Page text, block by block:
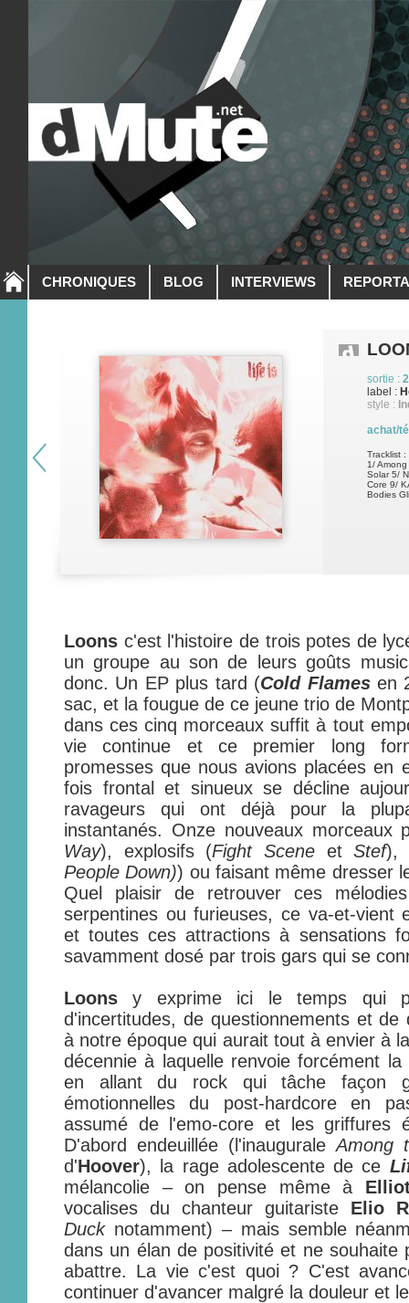
CHRONIQUES BLOG INTERVIEWS
sortie :
label :
style :
achat/
Tracklist :
1/
Solar 5/
Core 9/
Bodies
Loons c'est l'histoire de trois potes de
un groupe au son de leurs goûts
donc. Un EP plus tard (Cold Flamesen
sac, et la fougue de ce jeune trio de
dans ces cinq morceaux suffit à tout
vie continue et ce premier long
promesses que nous avions placées en
fois frontal et sinueux se décline
ravageurs qui ont déjà pour la
instantanés. Onze nouveaux morceaux
Way), explosifs (Fight SceneetStef),
People Down)) ou faisant même dresser
Quel plaisir de retrouver ces
serpentines ou furieuses, ce va-et-vient
et toutes ces attractions à sensations
savamment dosé par trois gars qui se
Loons y exprime ici le temps qui
d'incertitudes, de questionnements et de
à notre époque qui aurait tout à envier à
décennie à laquelle renvoie forcément
en allant du rock qui tâche façon
émotionnelles du post-hardcore en
assumé de l'emo-core et les griffures
D'abord endeuillée (l'inauguraleAmong
d'Hoover), la rage adolescente de ce
mélancolie – on pense même à
vocalises du chanteur guitariste Elio
Ducknotamment) – mais semble
dans un élan de positivité et ne souhaite
abattre. La vie c'est quoi ? C'est
continuer d'avancer malgré la douleur et